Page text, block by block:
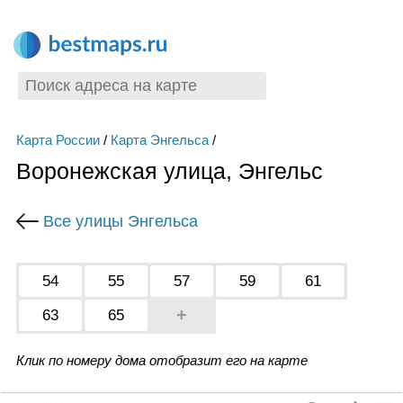
Карта России/ Карта Энгельса/
Воронежская улица, Энгельс
Все улицы Энгельса
54 55 57 59
61
63
65 +
Клик по номеру дома отобразит его на карте